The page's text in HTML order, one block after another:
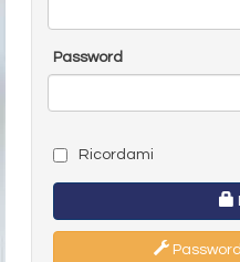
Password
Ricordami